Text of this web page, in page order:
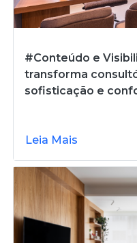
#Conteúdo e
transforma
sofisticação e
Leia Mais